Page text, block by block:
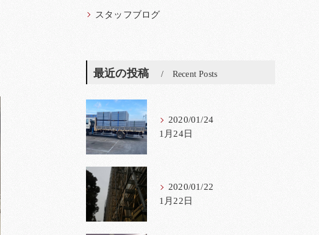
スタッフブログ
最近の投稿 Recent Posts
2020/01/24
1月24日
2020/01/22
1月22日